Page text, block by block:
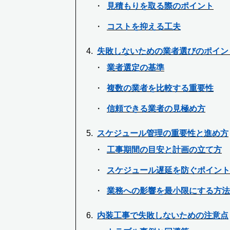
見積もりを取る際のポイント
コストを抑える工夫
失敗しないための業者選びのポイン
業者選定の基準
複数の業者を比較する重要性
信頼できる業者の見極め方
スケジュール管理の重要性と進め方
工事期間の目安と計画の立て方
スケジュール遅延を防ぐポイント
業務への影響を最小限にする方法
内装工事で失敗しないための注意点